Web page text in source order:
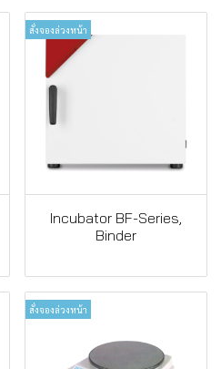
สั่งจองล่วงหน้า
Incubator BF-Series,
Binder
สั่งจองล่วงหน้า